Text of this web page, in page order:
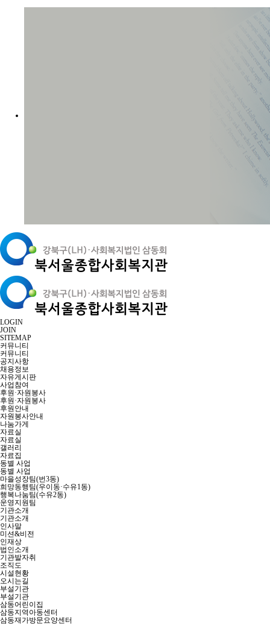
LOGIN
JOIN
SITEMAP
커뮤니티
커뮤니티
공지사항
채용정보
자유게시판
사업참여
후원·자원봉사
후원·자원봉사
후원안내
자원봉사안내
나눔가게
자료실
자료실
갤러리
자료집
동별 사업
동별 사업
마을성장팀(번3동)
희망동행팀(우이동·수유1동)
행복나눔팀(수유2동)
운영지원팀
기관소개
기관소개
인사말
미션&비전
인재상
법인소개
기관발자취
조직도
시설현황
오시는길
부설기관
부설기관
삼동어린이집
삼동지역아동센터
삼동재가방문요양센터